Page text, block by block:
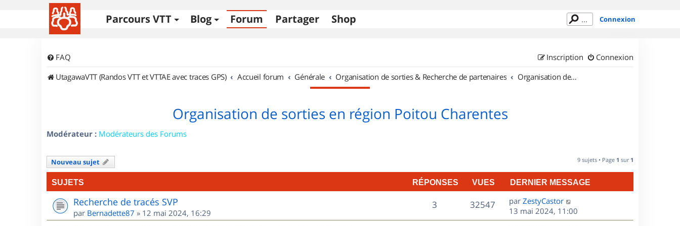
Parcours VTT Blog Forum Partager Shop Connexion
FAQ Connexion
Inscription
UtagawaVTT (Randos VTT et VTTAE avec traces GPS)
Accueil forum Générale Organisation de sorties & Recherche de partenaires Organisation de sorties en région Poitou Charentes
Organisation de sorties en région Poitou Charentes
Modérateur : Modérateurs des Forums
Nouveau sujet 9 sujets • Page 1 sur 1
SUJETS RÉPONSES VUES DERNIER MESSAGE
Recherche de tracés SVP
par Bernadette87 » 12 mai 2024, 16:29
3R
é
32547V
u
D
e
r
par ZestyCastor
13 mai 2024, 11:00